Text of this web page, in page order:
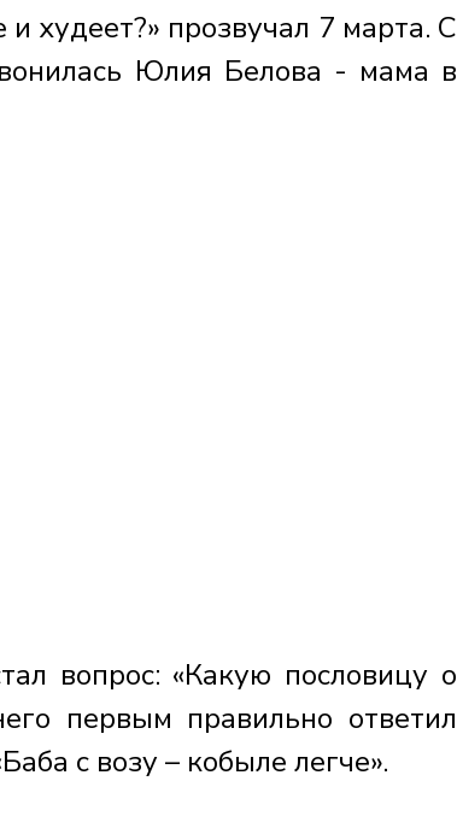
худеет?» прозвучал 7 марта. С
Юлия Белова - мама в
вопрос: «Какую пословицу о
первым правильно ответил
с возу – кобыле легче».